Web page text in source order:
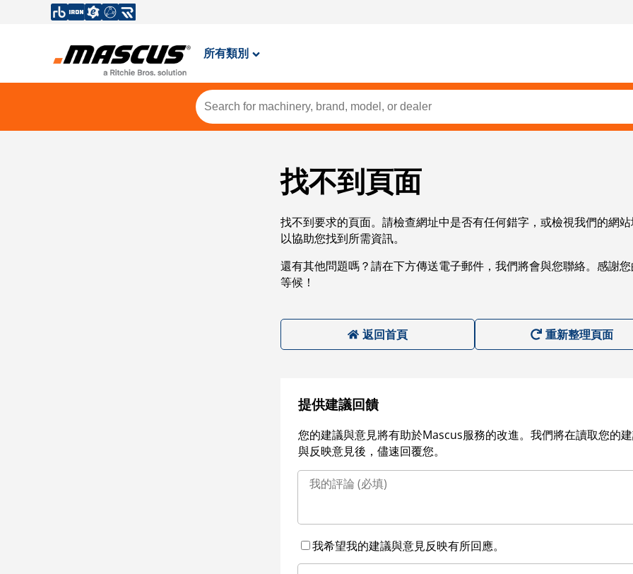
所有類別
找不到頁面
找不到要求的頁面。請檢查網址中是否有任何錯字，或檢視我們的網
以協助您找到所需資訊。
還有其他問題嗎？請在下方傳送電子郵件，我們將會與您聯絡。感謝
等候！
返回首頁 重新整理頁面
提供建議回饋
您的建議與意見將有助於Mascus服務的改進。我們將在讀取您的
與反映意見後，儘速回覆您。
我希望我的建議與意見反映有所回應。